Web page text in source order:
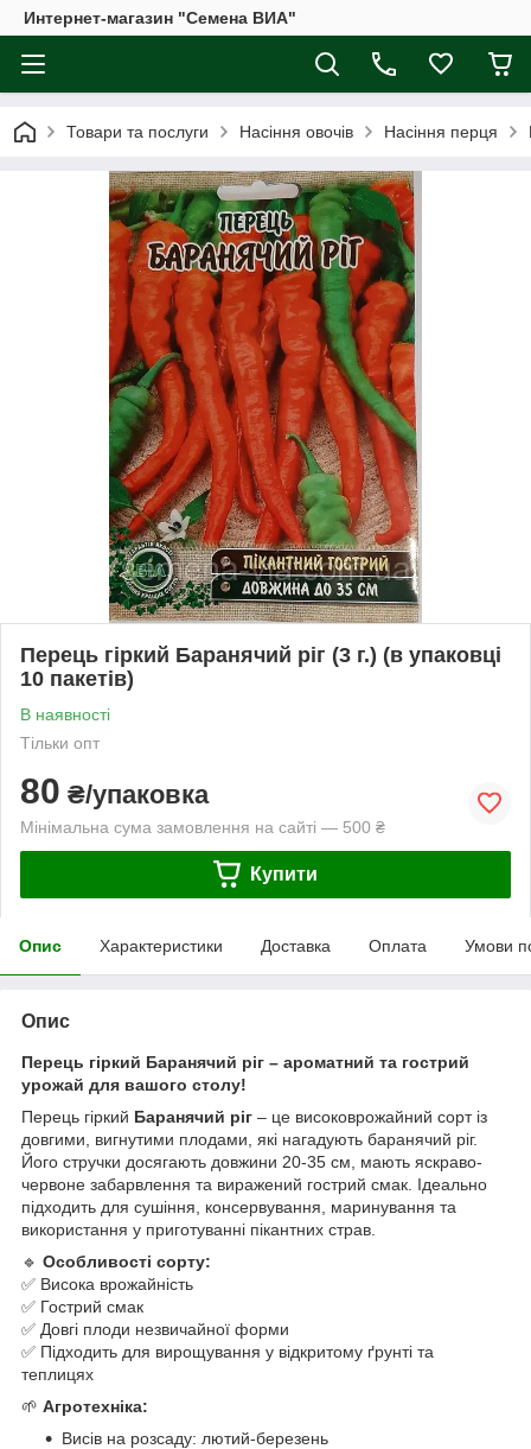
Интернет-магазин "Семена ВИА"
Товари та послуги Насіння овочів Насіння перця
Перець гіркий Баранячий ріг (3 г.) (в упаковці
10 пакетів)
В наявності
Тільки опт
80 ₴/упаковка
Мінімальна сума замовлення на сайті — 500 ₴
Купити
Опис Характеристики Доставка Оплата Умови
Опис
Перець гіркий Баранячий ріг – ароматний та гострий
урожай для вашого столу!
Перець гіркий Баранячий ріг – це високоврожайний сорт із
довгими, вигнутими плодами, які нагадують баранячий ріг.
Його стручки досягають довжини 20-35 см, мають яскраво-
червоне забарвлення та виражений гострий смак. Ідеально
підходить для сушіння, консервування, маринування та
використання у приготуванні пікантних страв.
🔹 Особливості сорту:
✅ Висока врожайність
✅ Гострий смак
✅ Довгі плоди незвичайної форми
✅ Підходить для вирощування у відкритому ґрунті та
теплицях
🌱 Агротехніка:
Висів на розсаду: лютий-березень